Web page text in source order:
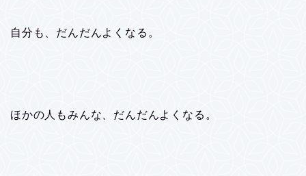
自分も、だんだんよくなる。
ほかの人もみんな、だんだんよくなる。